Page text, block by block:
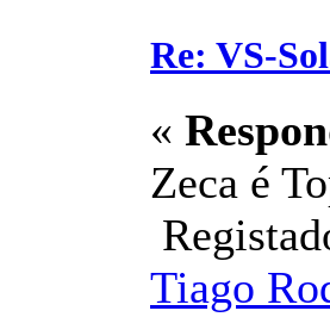
Re: VS-
«
Zeca é
Tiago